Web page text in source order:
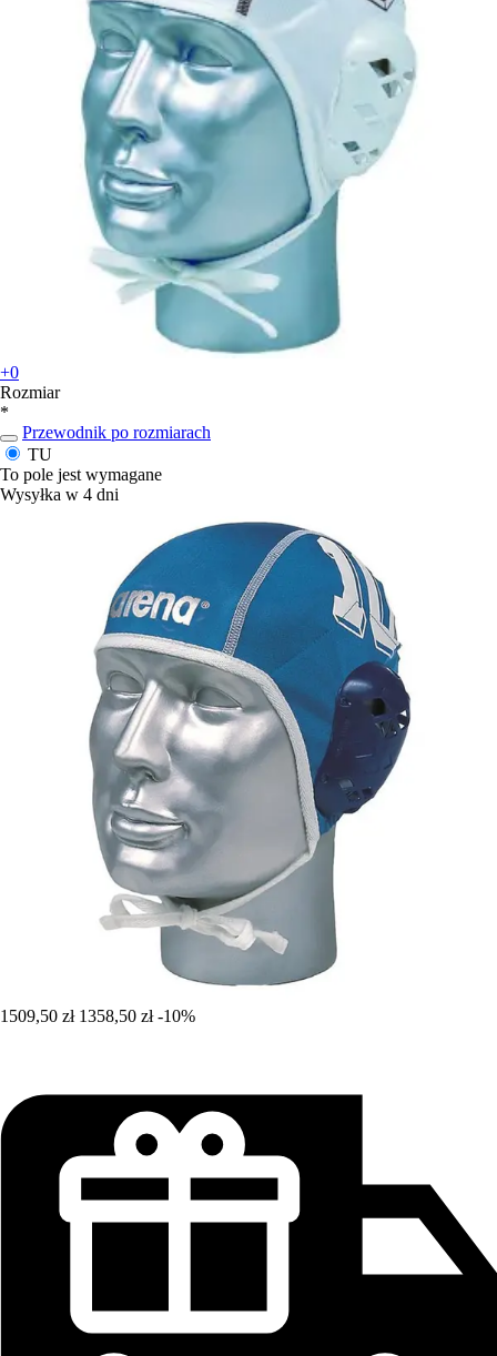
+0
Rozmiar
*
Przewodnik po rozmiarach
TU
To pole jest wymagane
Wysyłka w 4 dni
1509,50 zł 1358,50 zł -10%